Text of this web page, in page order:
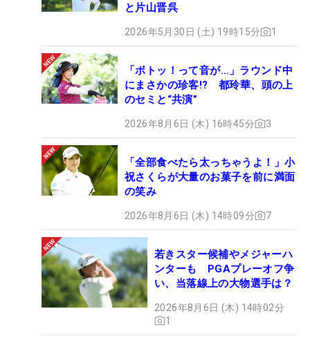
と片山晋呉
2026年5月30日 (土) 19時15分 1
「ボトッ！って音が…」ラウンド中
にまさかの珍客!? 都玲華、頭の上
のセミと“共演”
2026年8月6日 (木) 16時45分 3
「全部食べたら太っちゃうよ！」小
祝さくらが大量のお菓子を前に満面
の笑み
2026年8月6日 (木) 14時09分 7
若きスター候補やメジャーハ
ンターも PGAプレーオフ争
い、当落線上の大物選手は？
2026年8月6日 (木) 14時02分
1